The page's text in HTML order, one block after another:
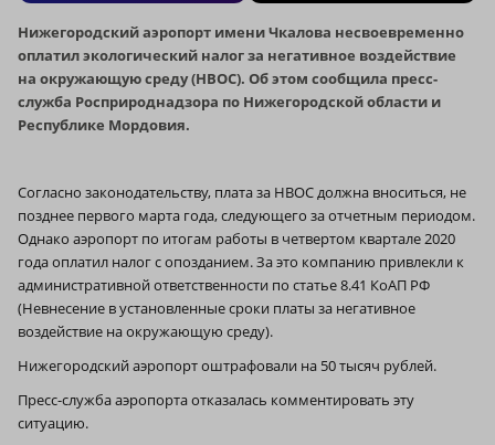
Нижегородский аэропорт имени Чкалова несвоевременно
оплатил экологический налог за негативное воздействие
на окружающую среду (НВОС). Об этом сообщила пресс-
служба Росприроднадзора по Нижегородской области и
Республике Мордовия.
Согласно законодательству, плата за НВОС должна вноситься, не
позднее первого марта года, следующего за отчетным периодом.
Однако аэропорт по итогам работы в четвертом квартале 2020
года оплатил налог с опозданием. За это компанию привлекли к
административной ответственности по статье 8.41 КоАП РФ
(Невнесение в установленные сроки платы за негативное
воздействие на окружающую среду).
Нижегородский аэропорт оштрафовали на 50 тысяч рублей.
Пресс-служба аэропорта отказалась комментировать эту
ситуацию.